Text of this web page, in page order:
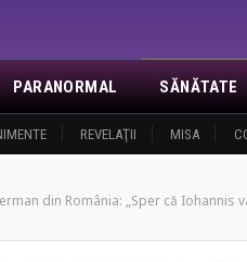
REVELAŢII MISA
PARANORMAL SĂNĂTATE
din România: „Sper că